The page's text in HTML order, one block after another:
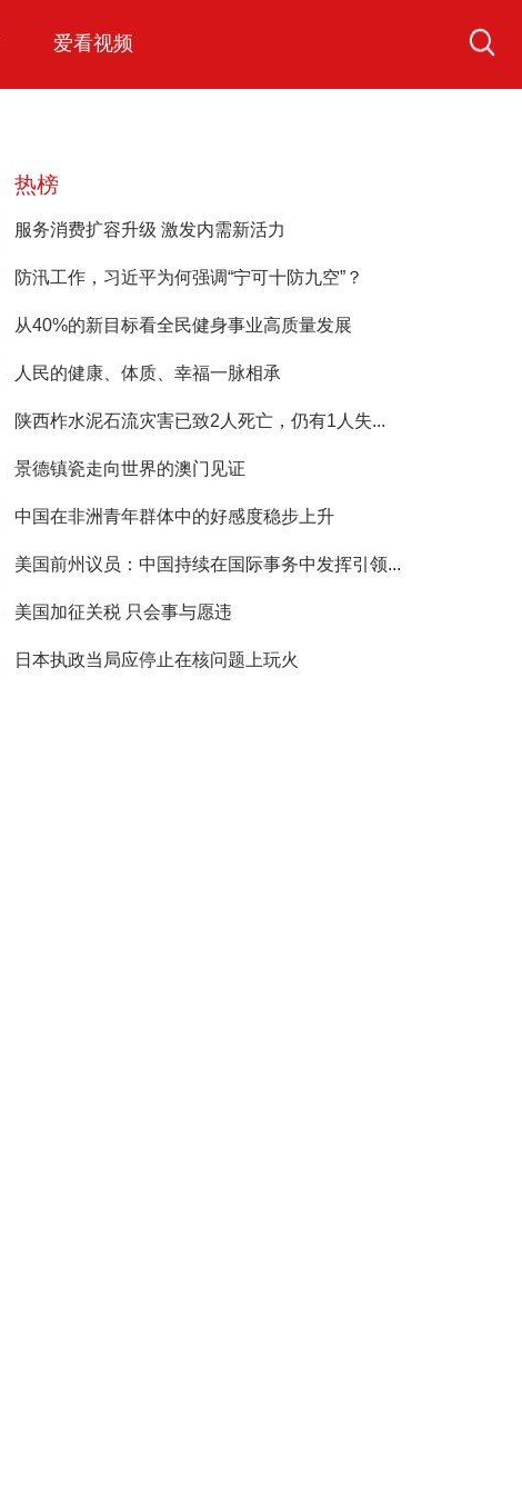
爱看视频
热榜
服务消费扩容升级 激发内需新活力
防汛工作，习近平为何强调“宁可十防九空”？
从40%的新目标看全民健身事业高质量发展
人民的健康、体质、幸福一脉相承
陕西柞水泥石流灾害已致2人死亡，仍有1人失...
景德镇瓷走向世界的澳门见证
中国在非洲青年群体中的好感度稳步上升
美国前州议员：中国持续在国际事务中发挥引领...
美国加征关税 只会事与愿违
日本执政当局应停止在核问题上玩火